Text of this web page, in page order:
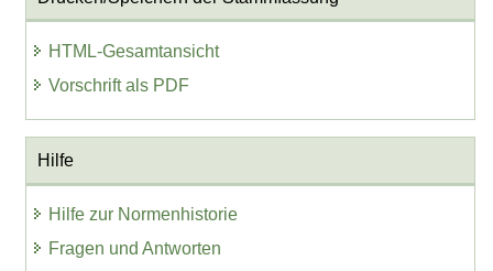
HTML-Gesamtansicht
Vorschrift als PDF
Hilfe
Hilfe zur Normenhistorie
Fragen und Antworten